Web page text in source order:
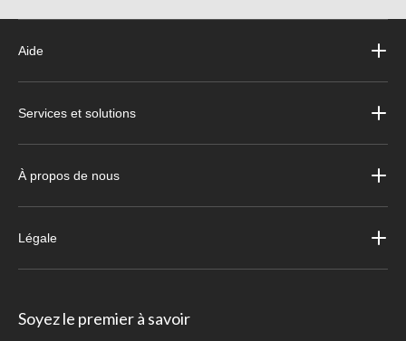
Aide
Services et solutions
À propos de nous
Légale
Soyez le premier à savoir